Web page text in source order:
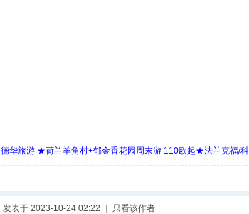
德华旅游 ★荷兰羊角村+郁金香花园周末游 110欧起★法兰克福/
发表于 2023-10-24 02:22 只看该作者